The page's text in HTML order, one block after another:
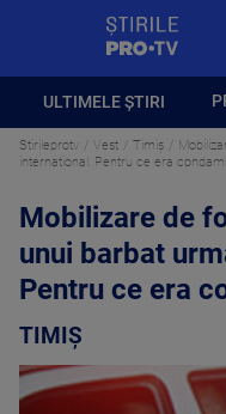
ULTIMELE ȘTIRI
Stirileprotv Vest Timiș
international. Pentru ce era
Mobilizare de
unui barbat
Pentru ce era
TIMIȘ